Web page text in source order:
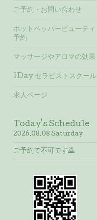
ご予約・お問い合わせ
ホットペッパービューティ
予約
マッサージやアロマの効果
1Day セラピストスクール
求人ページ
Today's Schedule
2026.08.08 Saturday
ご予約で不可です🙇